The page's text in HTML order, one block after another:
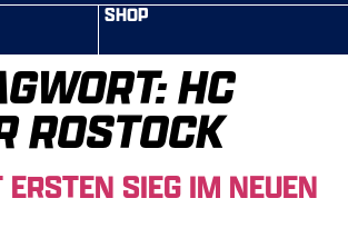
SHOP
HC
ROSTOCK
ERSTEN SIEG IM NEUEN